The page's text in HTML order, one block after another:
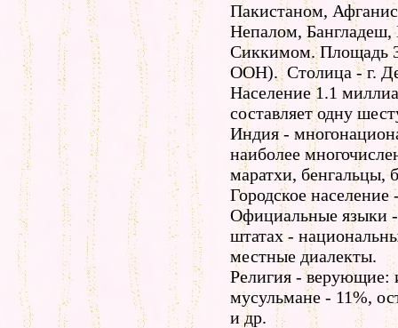
Пакистаном,
Непалом,
Сиккимом. Площадь
ООН). Столица - г.
Население 1.1
составляет одну
Индия -
наиболее
маратхи, бенгальцы,
Городское
Официальные языки
штатах -
местные диалекты.
Религия - верующие:
мусульмане - 11%,
и др.